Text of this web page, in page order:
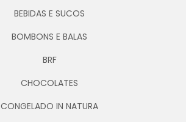
BEBIDAS E SUCOS
BOMBONS E BALAS
BRF
CHOCOLATES
CONGELADO IN NATURA